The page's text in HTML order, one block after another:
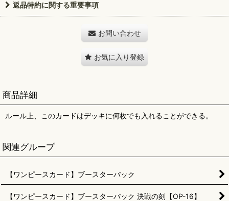
返品特約に関する重要事項
お問い合わせ
お気に入り登録
商品詳細
ルール上、このカードはデッキに何枚でも入れることができる。
関連グループ
【ワンピースカード】ブースターパック
【ワンピースカード】ブースターパック 決戦の刻【OP-16】